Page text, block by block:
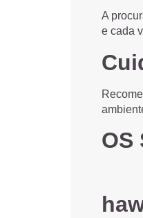
A
e cada
OS